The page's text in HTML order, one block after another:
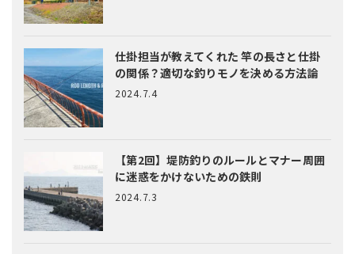
仕掛担当が教えてくれた竿の長さと仕掛
の関係？適切な釣りモノを決める方法論
2024.7.4
【第2回】堤防釣りのルールとマナー周囲
に迷惑をかけないための鉄則
2024.7.3